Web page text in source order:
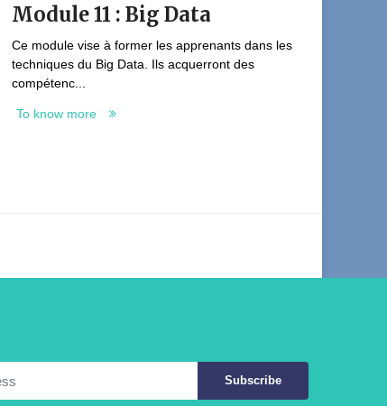
: Big Data
à former les apprenants dans les
Big Data. Ils acquerront des
Ce module vise à
Subscribe